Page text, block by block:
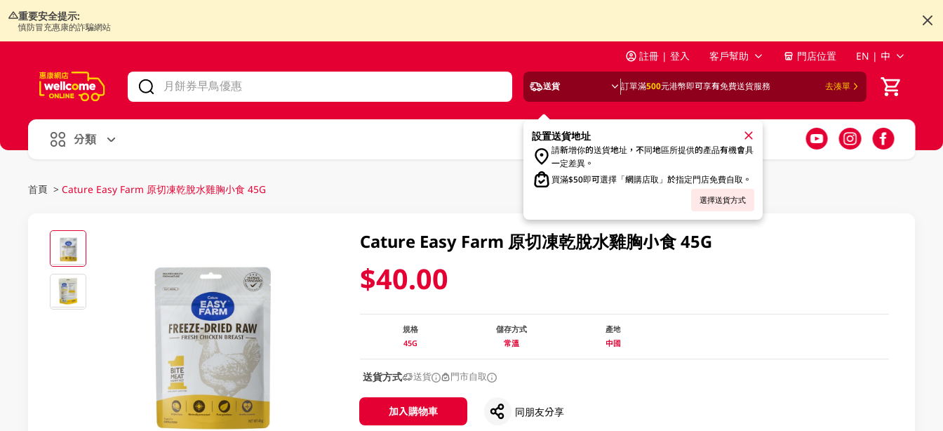
重要安全提示:
慎防冒充惠康的詐騙網站
註冊 | 登入 客戶幫助 門店位置 EN | 中
送貨 訂單滿500元港幣即可享有免費送貨服務 去湊單
設置送貨地址
請新增你的送貨地址，不同地區所提供的產品有機會具
一定差異。
買滿$50即可選擇「網購店取」於指定門店免費自取。
選擇送貨方式
分類
首頁 > Cature Easy Farm 原切凍乾脫水雞胸小食 45G
Cature Easy Farm 原切凍乾脫水雞胸小食 45G
$40.00
規格
45G
儲存方式
常溫
產地
中國
送貨方式 送貨 門市自取
加入購物車 同朋友分享